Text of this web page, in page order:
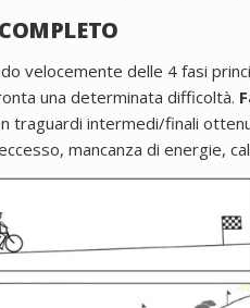
velocemente delle 4 fasi
una determinata difficoltà.
traguardi intermedi/finali
mancanza di energie,